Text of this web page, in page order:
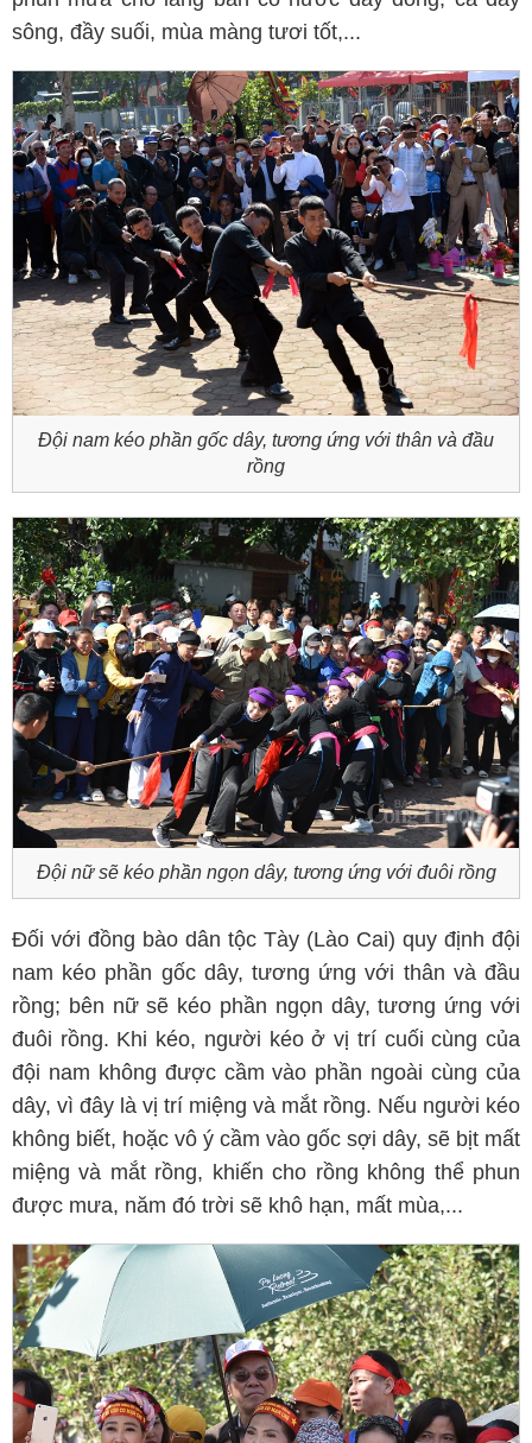
sông, đầy suối, mùa màng tươi tốt,...
Đội nam kéo phần gốc dây, tương ứng với thân và đầu
rồng
Đội nữ sẽ kéo phần ngọn dây, tương ứng với đuôi rồng
Đối với đồng bào dân tộc Tày (Lào Cai) quy định đội
nam kéo phần gốc dây, tương ứng với thân và đầu
rồng; bên nữ sẽ kéo phần ngọn dây, tương ứng với
đuôi rồng. Khi kéo, người kéo ở vị trí cuối cùng của
đội nam không được cầm vào phần ngoài cùng của
dây, vì đây là vị trí miệng và mắt rồng. Nếu người kéo
không biết, hoặc vô ý cầm vào gốc sợi dây, sẽ bịt mất
miệng và mắt rồng, khiến cho rồng không thể phun
được mưa, năm đó trời sẽ khô hạn, mất mùa,...